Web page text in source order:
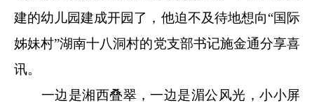
建的幼儿园建成开园了，他迫不及待地想向“国际
姊妹村”湖南十八洞村的党支部书记施金通分享喜
讯。
一边是湘西叠翠，一边是湄公风光，小小屏